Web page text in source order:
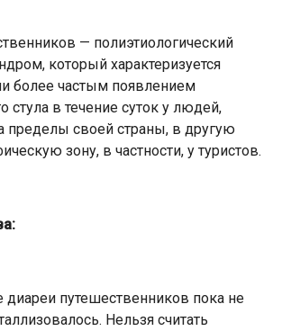
— полиэтиологический
который характеризуется
более частым появлением
стула в течение суток у людей,
своей страны, в другую
зону, в частности, у туристов.
диареи путешественников пока не
Нельзя считать